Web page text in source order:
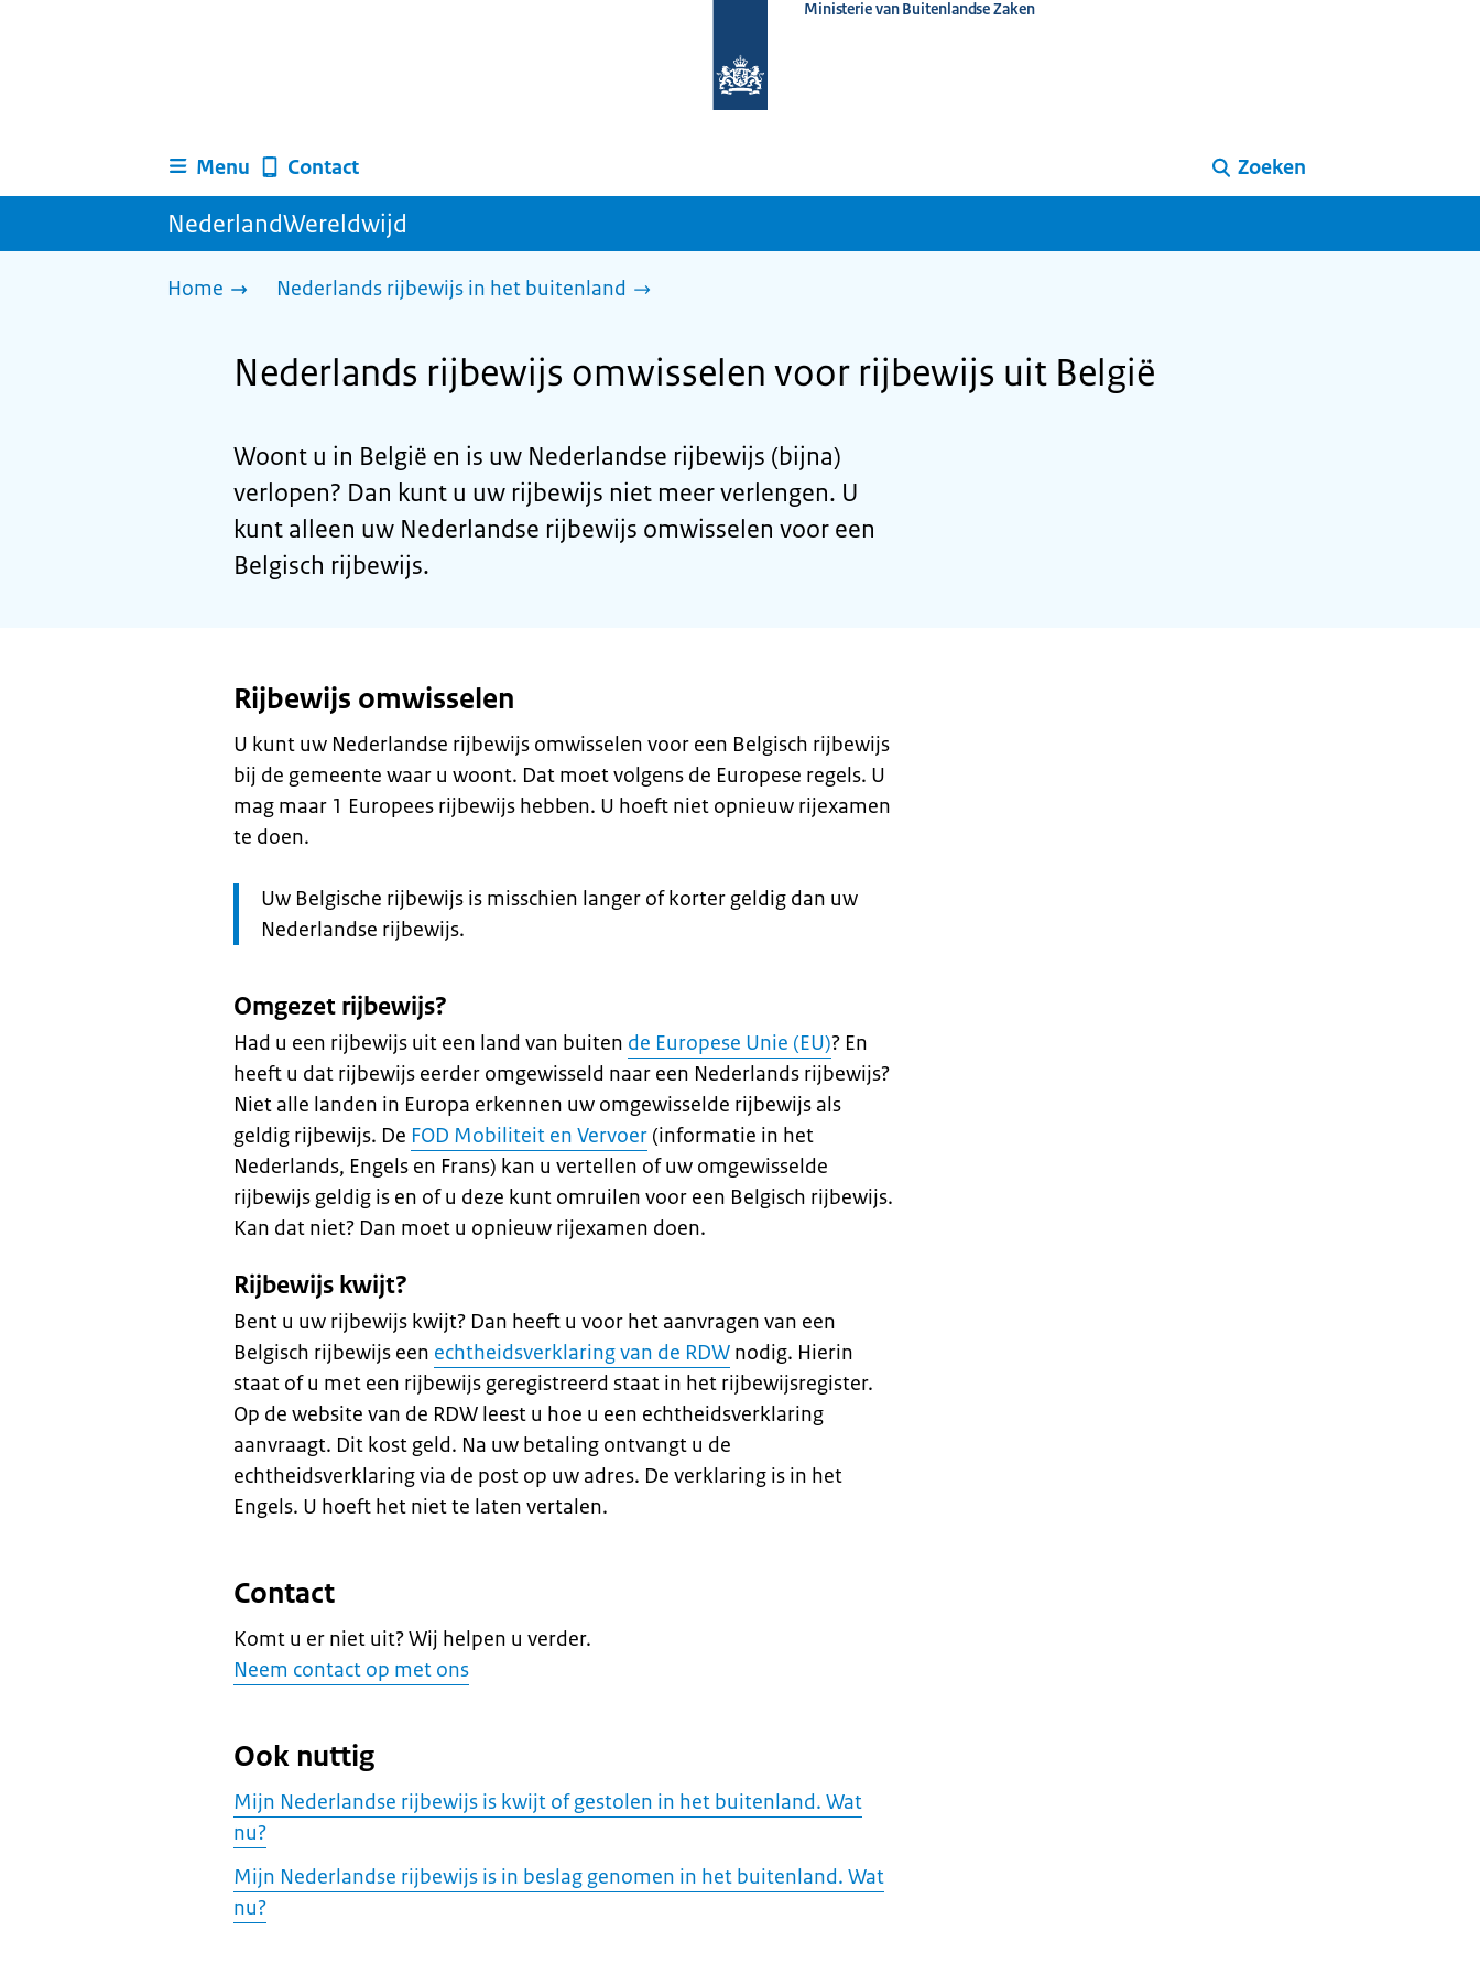
homepage
Ministerie van Buitenlandse Zaken
Menu Contact Zoeken
NederlandWereldwijd
Home Nederlands rijbewijs in het buitenland
Nederlands rijbewijs omwisselen voor rijbewijs uit België
Woont u in België en is uw Nederlandse rijbewijs (bijna)
verlopen? Dan kunt u uw rijbewijs niet meer verlengen. U
kunt alleen uw Nederlandse rijbewijs omwisselen voor een
Belgisch rijbewijs.
Rijbewijs omwisselen
U kunt uw Nederlandse rijbewijs omwisselen voor een Belgisch rijbewijs
bij de gemeente waar u woont. Dat moet volgens de Europese regels. U
mag maar 1 Europees rijbewijs hebben. U hoeft niet opnieuw rijexamen
te doen.
Let
op:
Uw Belgische rijbewijs is misschien langer of korter geldig dan uw
Nederlandse rijbewijs.
Omgezet rijbewijs?
Had u een rijbewijs uit een land van buiten de Europese Unie (EU)? En
heeft u dat rijbewijs eerder omgewisseld naar een Nederlands rijbewijs?
Niet alle landen in Europa erkennen uw omgewisselde rijbewijs als
geldig rijbewijs. De FOD Mobiliteit en Vervoer (informatie in het
Nederlands, Engels en Frans) kan u vertellen of uw omgewisselde
rijbewijs geldig is en of u deze kunt omruilen voor een Belgisch rijbewijs.
Kan dat niet? Dan moet u opnieuw rijexamen doen.
Rijbewijs kwijt?
Bent u uw rijbewijs kwijt? Dan heeft u voor het aanvragen van een
Belgisch rijbewijs een echtheidsverklaring van de RDW nodig. Hierin
staat of u met een rijbewijs geregistreerd staat in het rijbewijsregister.
Op de website van de RDW leest u hoe u een echtheidsverklaring
aanvraagt. Dit kost geld. Na uw betaling ontvangt u de
echtheidsverklaring via de post op uw adres. De verklaring is in het
Engels. U hoeft het niet te laten vertalen.
Contact
Komt u er niet uit? Wij helpen u verder.
Neem contact op met ons
Ook nuttig
Mijn Nederlandse rijbewijs is kwijt of gestolen in het buitenland. Wat
nu?
Mijn Nederlandse rijbewijs is in beslag genomen in het buitenland. Wat
nu?